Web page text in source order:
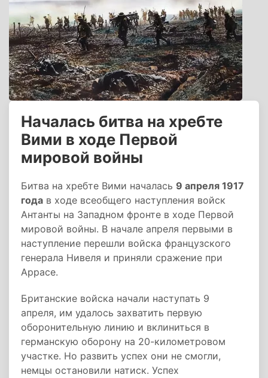
Началась битва на хребте
Вими в ходе Первой
мировой войны
Битва на хребте Вими началась 9 апреля 1917
года в ходе всеобщего наступления войск
Антанты на Западном фронте в ходе Первой
мировой войны. В начале апреля первыми в
наступление перешли войска французского
генерала Нивеля и приняли сражение при
Аррасе.
Британские войска начали наступать 9
апреля, им удалось захватить первую
оборонительную линию и вклиниться в
германскую оборону на 20-километровом
участке. Но развить успех они не смогли,
немцы остановили натиск. Успех